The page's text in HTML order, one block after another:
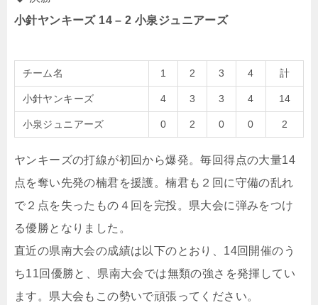
小針ヤンキーズ 14 – 2 小泉ジュニアーズ
チーム名 1 2 3 4 計
小針ヤンキーズ 4 3 3 4 14
小泉ジュニアーズ 0 2 0 0 2
ヤンキーズの打線が初回から爆発。毎回得点の大量14
点を奪い先発の楠君を援護。楠君も２回に守備の乱れ
で２点を失ったもの４回を完投。県大会に弾みをつけ
る優勝となりました。
直近の県南大会の成績は以下のとおり、14回開催のう
ち11回優勝と、県南大会では無類の強さを発揮してい
ます。県大会もこの勢いで頑張ってください。